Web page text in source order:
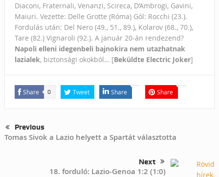
Diaconi, Fraternali, Venanzi, Scireca, D’Ambrogi, Gavini,
Maiuri. Vezette: Delle Grotte (Róma) Gól: Rocchi (23.).
Fordulás után: Del Nero (49., 51., 89.), Kolarov (68., 70.),
Tare (82.) Vignaroli (92.). A január 20-án rendezend?
Napoli elleni idegenbeli bajnokira nem utazhatnak
lazialek, biztonsági okokból… [Beküldte Electric Joker]
Share 0 Tweet Share Share
Previous
Tomas Sivok a Lazio helyett a Spartát választotta
Next
18. forduló: Lazio-Genoa 1:2 (1:0)